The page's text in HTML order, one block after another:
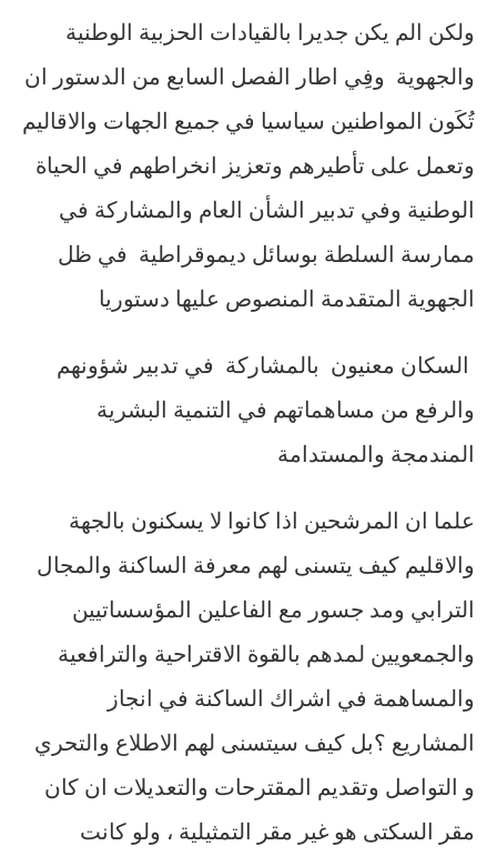
ولكن الم يكن جديرا بالقيادات الحزبية الوطنية
والجهوية وفِي اطار الفصل السابع من الدستور ان
تُكَون المواطنين سياسيا في جميع الجهات والاقاليم
وتعمل على تأطيرهم وتعزيز انخراطهم في الحياة
الوطنية وفي تدبير الشأن العام والمشاركة في
ممارسة السلطة بوسائل ديموقراطية في ظل
الجهوية المتقدمة المنصوص عليها دستوريا
السكان معنيون بالمشاركة في تدبير شؤونهم
والرفع من مساهماتهم في التنمية البشرية
المندمجة والمستدامة
علما ان المرشحين اذا كانوا لا يسكنون بالجهة
والاقليم كيف يتسنى لهم معرفة الساكنة والمجال
الترابي ومد جسور مع الفاعلين المؤسساتيين
والجمعويين لمدهم بالقوة الاقتراحية والترافعية
والمساهمة في اشراك الساكنة في انجاز
المشاريع ؟بل كيف سيتسنى لهم الاطلاع والتحري
و التواصل وتقديم المقترحات والتعديلات ان كان
مقر السكتى هو غير مقر التمثيلية ، ولو كانت